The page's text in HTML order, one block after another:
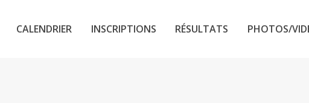
CALENDRIER INSCRIPTIONS RÉSULTATS PHOTOS/